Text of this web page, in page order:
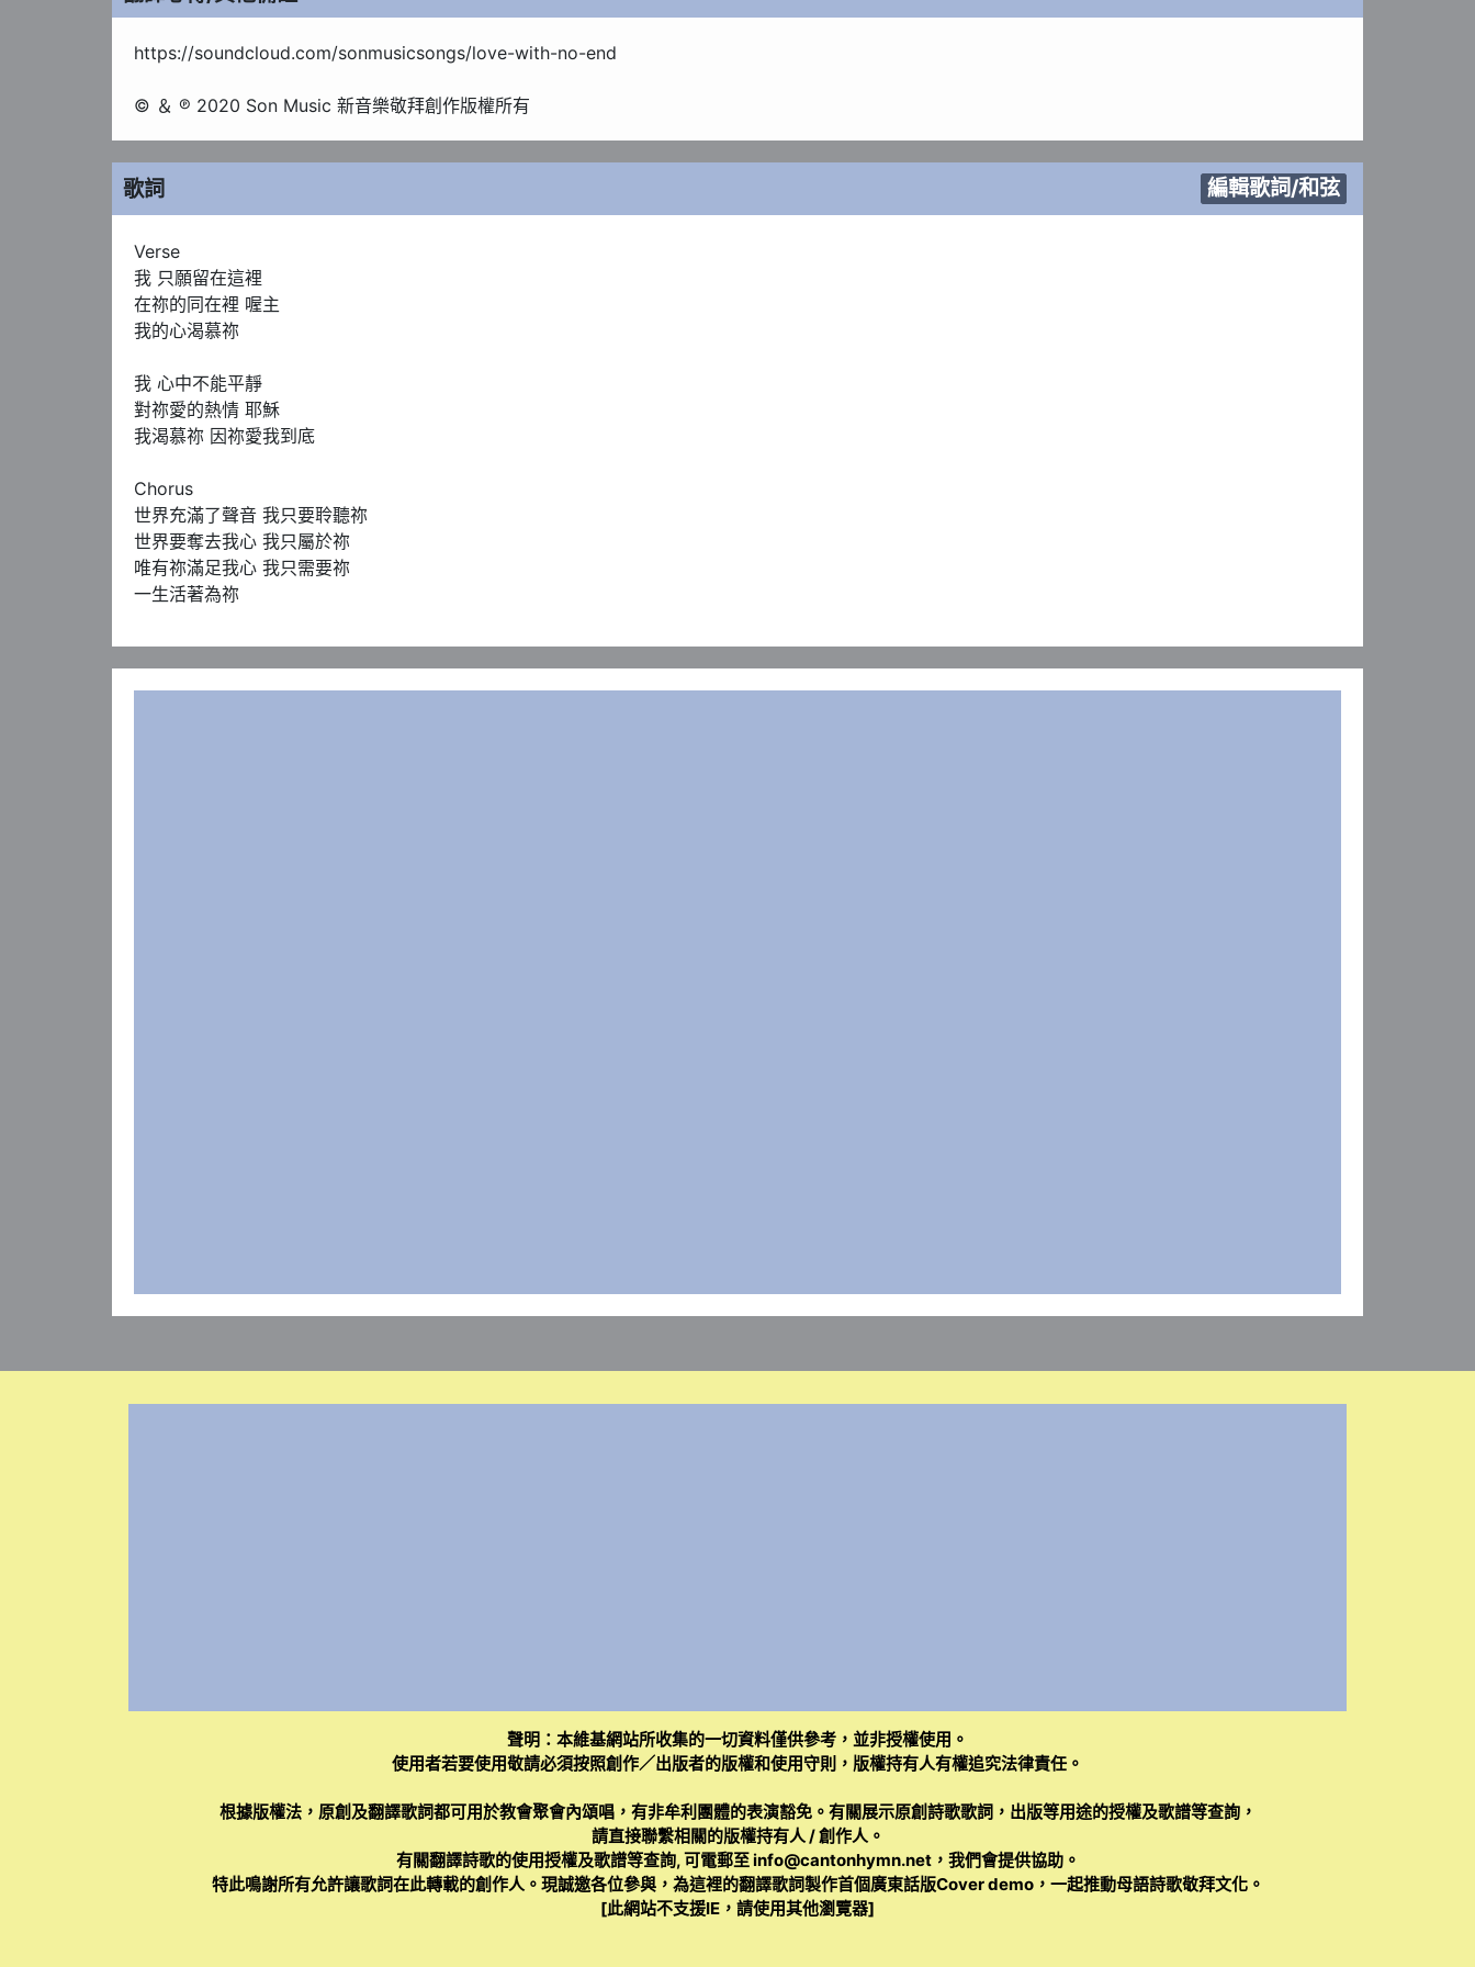
https://soundcloud.com/sonmusicsongs/love-with-no-end
© ＆ ℗ 2020 Son Music 新音樂敬拜創作版權所有
歌詞 編輯歌詞/和弦
Verse
我 只願留在這裡
在祢的同在裡 喔主
我的心渴慕祢
我 心中不能平靜
對祢愛的熱情 耶穌
我渴慕祢 因祢愛我到底
Chorus
世界充滿了聲音 我只要聆聽祢
世界要奪去我心 我只屬於祢
唯有祢滿足我心 我只需要祢
一生活著為祢
聲明：本維基網站所收集的一切資料僅供參考，並非授權使用。
使用者若要使用敬請必須按照創作／出版者的版權和使用守則，版權持有人有權追究法律責任。
根據版權法，原創及翻譯歌詞都可用於教會聚會內頌唱，有非牟利團體的表演豁免。有關展示原創詩歌歌詞，出版等用途的授權及歌譜等查詢，
請直接聯繫相關的版權持有人 / 創作人。
有關翻譯詩歌的使用授權及歌譜等查詢, 可電郵至info@cantonhymn.net，我們會提供協助。
特此鳴謝所有允許讓歌詞在此轉載的創作人。現誠邀各位參與，為這裡的翻譯歌詞製作首個廣東話版Cover demo，一起推動母語詩歌敬拜文化。
[此網站不支援IE，請使用其他瀏覽器]